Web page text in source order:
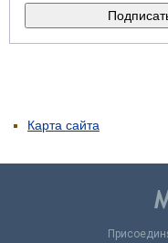
Карта сайта